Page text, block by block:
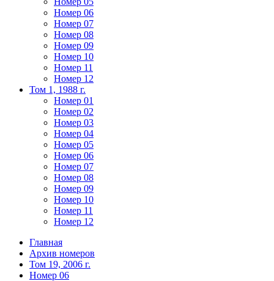
Номер 06
Номер 07
Номер 08
Номер 09
Номер 10
Номер 11
Номер 12
Том 1, 1988 г.
Номер 01
Номер 02
Номер 03
Номер 04
Номер 05
Номер 06
Номер 07
Номер 08
Номер 09
Номер 10
Номер 11
Номер 12
Главная
Архив номеров
Том 19, 2006 г.
Номер 06